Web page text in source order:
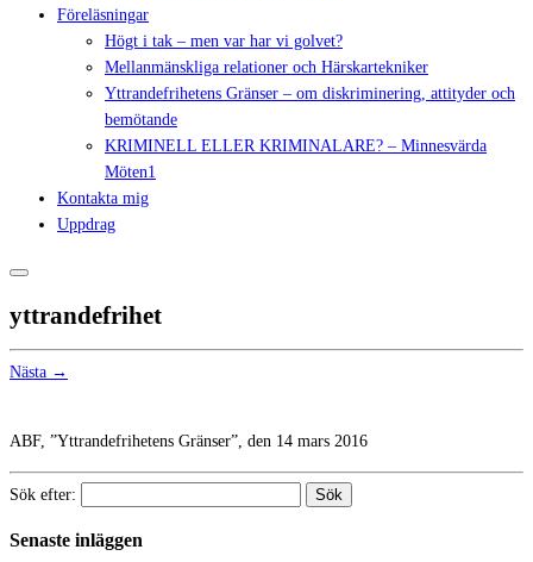
Föreläsningar
Högt i tak – men var har vi golvet?
Mellanmänskliga relationer och Härskartekniker
Yttrandefrihetens Gränser – om diskriminering, attityder och
bemötande
KRIMINELL ELLER KRIMINALARE? – Minnesvärda
Möten1
Kontakta mig
Uppdrag
yttrandefrihet
Nästa →
ABF, ”Yttrandefrihetens Gränser”, den 14 mars 2016
Sök efter:
Senaste inläggen